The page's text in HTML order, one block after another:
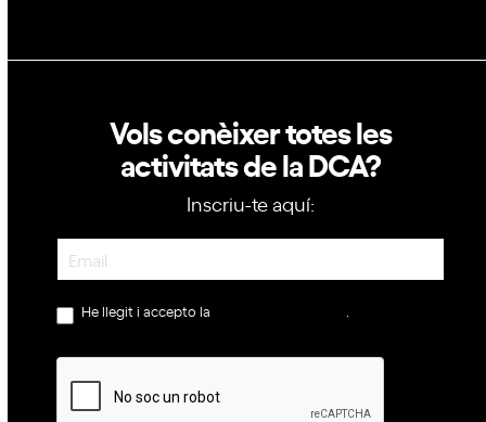
Vols conèixer totes les
activitats de la DCA?
Inscriu-te aquí:
Newsletter
He llegit i accepto la política de privacitat.